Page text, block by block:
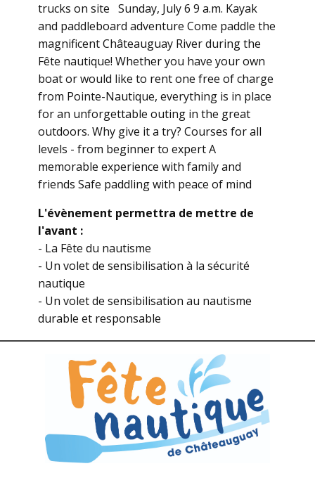
trucks on site Sunday, July 6 9 a.m. Kayak
and paddleboard adventure Come paddle the
magnificent Châteauguay River during the
Fête nautique! Whether you have your own
boat or would like to rent one free of charge
from Pointe-Nautique, everything is in place
for an unforgettable outing in the great
outdoors. Why give it a try? Courses for all
levels - from beginner to expert A
memorable experience with family and
friends Safe paddling with peace of mind
L'évènement permettra de mettre de
l'avant :
- La Fête du nautisme
- Un volet de sensibilisation à la sécurité
nautique
- Un volet de sensibilisation au nautisme
durable et responsable